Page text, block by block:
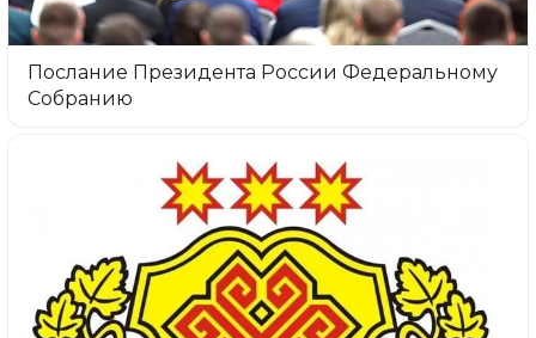
Послание Президента России Федеральному
Собранию